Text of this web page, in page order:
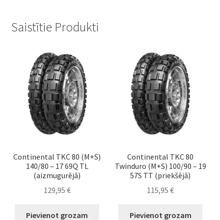
Saistītie Produkti
Continental TKC 80 (M+S)
140/80 – 17 69Q TL
(aizmugurējā)
129,95 €
Pievienot grozam
Continental TKC 80
Twinduro (M+S) 100/90 – 19
57S TT (priekšējā)
115,95€
Pievienot grozam